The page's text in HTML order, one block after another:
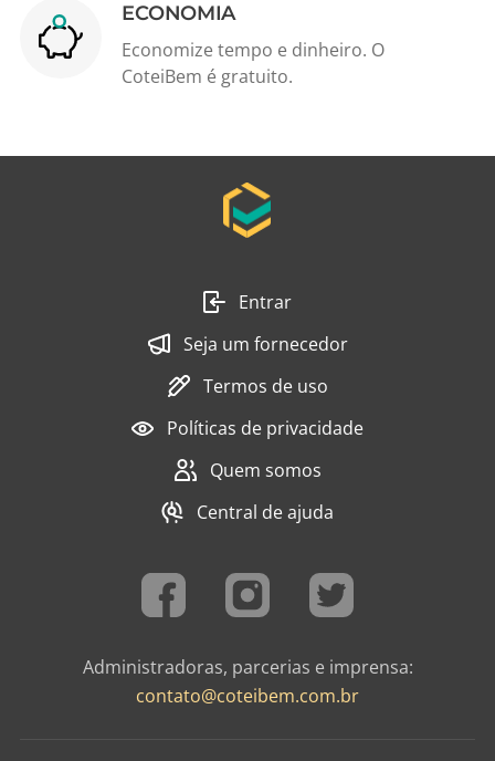
ECONOMIA
Economize tempo e dinheiro. O
CoteiBem é gratuito.
Entrar
Seja um fornecedor
Termos de uso
Políticas de privacidade
Quem somos
Central de ajuda
Administradoras, parcerias e imprensa:
contato@coteibem.com.br